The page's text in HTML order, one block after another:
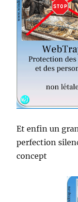
Et enfin un
perfection
concept